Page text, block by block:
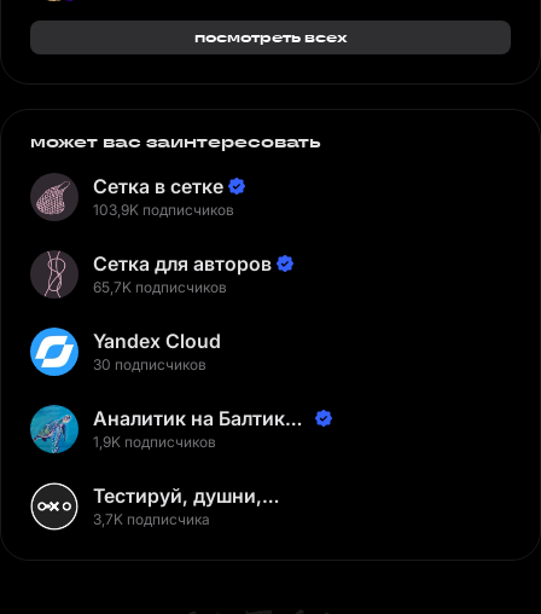
посмотреть всех
может вас заинтересовать
Сетка в сетке
103,9K подписчиков
Сетка для авторов
65,7K подписчиков
Yandex Cloud
30 подписчиков
Аналитик на Балтике |
Неверов Станислав
1,9K подписчиков
Тестируй, душни,
наслаждайся
3,7K подписчика